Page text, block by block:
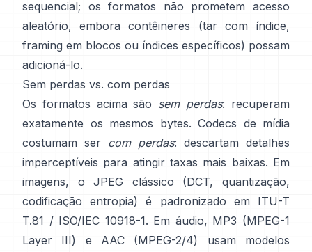
sequencial; os formatos
não prometem acesso
aleatório, embora contêineres (tar com índice,
framing em blocos ou índices específicos) possam
adicioná-lo.
Sem perdas vs. com perdas
Os formatos acima são sem perdas: recuperam
exatamente os mesmos bytes. Codecs de mídia
costumam ser com perdas: descartam detalhes
imperceptíveis para atingir taxas mais baixas. Em
imagens, o JPEG clássico (DCT, quantização,
codificação entropia) é padronizado em
ITU-T
T.81 / ISO/IEC 10918-1. Em áudio, MP3 (MPEG-1
Layer III) e AAC (MPEG-2/4) usam modelos